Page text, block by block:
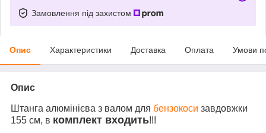
Замовлення під захистом
Опис Характеристики Доставка Оплата Умови
Опис
Штанга алюмінієва з валом для бензокоси завдовжки
155 см, в комплект входить!!!